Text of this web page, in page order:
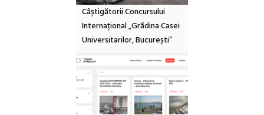
Câștigătorii Concursului
Internațional „Grădina Casei
Universitarilor, București”